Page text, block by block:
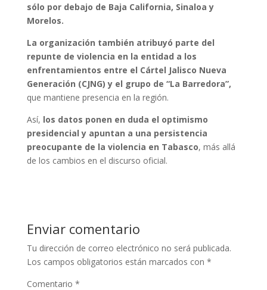
sólo por debajo de Baja California, Sinaloa y
Morelos.
La organización también atribuyó parte del
repunte de violencia en la entidad a los
enfrentamientos entre el Cártel Jalisco Nueva
Generación (CJNG) y el grupo de “La Barredora”,
que mantiene presencia en la región.
Así, los datos ponen en duda el optimismo
presidencial y apuntan a una persistencia
preocupante de la violencia en Tabasco, más allá
de los cambios en el discurso oficial.
Enviar comentario
Tu dirección de correo electrónico no será publicada.
Los campos obligatorios están marcados con *
Comentario *